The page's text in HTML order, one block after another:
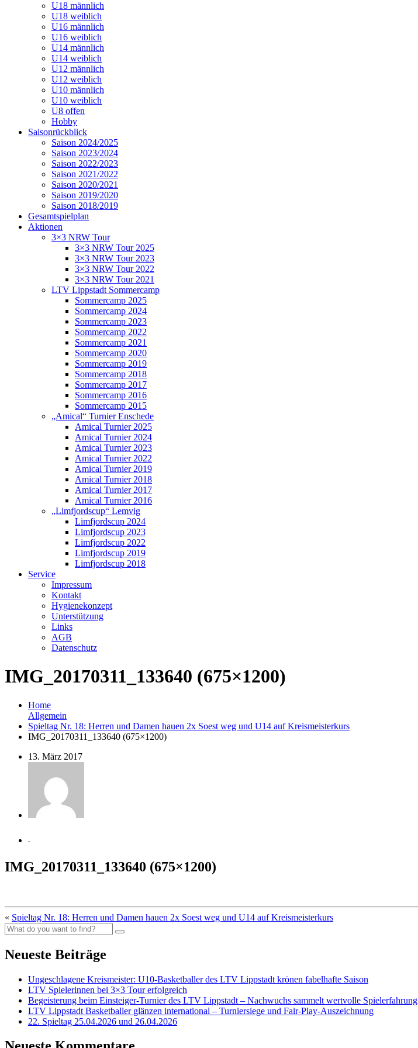
U18 männlich
U18 weiblich
U16 männlich
U16 weiblich
U14 männlich
U14 weiblich
U12 männlich
U12 weiblich
U10 männlich
U10 weiblich
U8 offen
Hobby
Saisonrückblick
Saison 2024/2025
Saison 2023/2024
Saison 2022/2023
Saison 2021/2022
Saison 2020/2021
Saison 2019/2020
Saison 2018/2019
Gesamtspielplan
Aktionen
3×3 NRW Tour
3×3 NRW Tour 2025
3×3 NRW Tour 2023
3×3 NRW Tour 2022
3×3 NRW Tour 2021
LTV Lippstadt Sommercamp
Sommercamp 2025
Sommercamp 2024
Sommercamp 2023
Sommercamp 2022
Sommercamp 2021
Sommercamp 2020
Sommercamp 2019
Sommercamp 2018
Sommercamp 2017
Sommercamp 2016
Sommercamp 2015
„Amical“ Turnier Enschede
Amical Turnier 2025
Amical Turnier 2024
Amical Turnier 2023
Amical Turnier 2022
Amical Turnier 2019
Amical Turnier 2018
Amical Turnier 2017
Amical Turnier 2016
„Limfjordscup“ Lemvig
Limfjordscup 2024
Limfjordscup 2023
Limfjordscup 2022
Limfjordscup 2019
Limfjordscup 2018
Service
Impressum
Kontakt
Hygienekonzept
Unterstützung
Links
AGB
Datenschutz
IMG_20170311_133640 (675×1200)
Home
Allgemein
Spieltag Nr. 18: Herren und Damen hauen 2x Soest weg und U14 auf Kreismeisterkurs
IMG_20170311_133640 (675×1200)
13. März 2017
-
IMG_20170311_133640 (675×1200)
« Spieltag Nr. 18: Herren und Damen hauen 2x Soest weg und U14 auf Kreismeisterkurs
Neueste Beiträge
Ungeschlagene Kreismeister: U10-Basketballer des LTV Lippstadt krönen fabelhafte Saison
LTV Spielerinnen bei 3×3 Tour erfolgreich
Begeisterung beim Einsteiger-Turnier des LTV Lippstadt – Nachwuchs sammelt wertvolle Spielerfahrung
LTV Lippstadt Basketballer glänzen international – Turniersiege und Fair-Play-Auszeichnung
22. Spieltag 25.04.2026 und 26.04.2026